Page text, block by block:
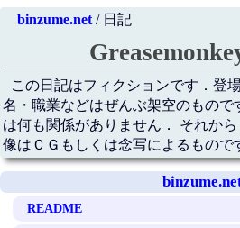
binzume.net/ 日記
この日記はフィクションです．登
名・職業などはぜんぶ架空のもので
は何も関係がありません． それか
像はＣＧもしくは念写によるもので
README